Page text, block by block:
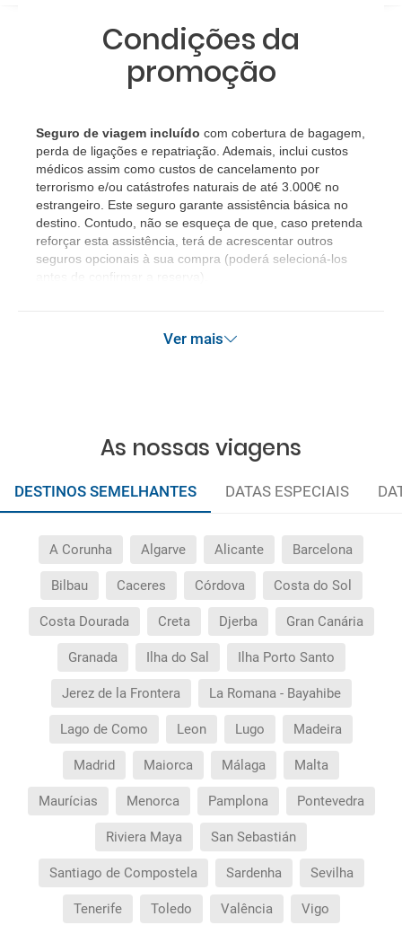
Condições da
promoção
Seguro de viagem incluído com cobertura de bagagem,
perda de ligações e repatriação. Ademais, inclui custos
médicos assim como custos de cancelamento por
terrorismo e/ou catástrofes naturais de até 3.000€ no
estrangeiro. Este seguro garante assistência básica no
destino. Contudo, não se esqueça de que, caso pretenda
reforçar esta assistência, terá de acrescentar outros
seguros opcionais à sua compra (poderá selecioná-los
antes de confirmar a reserva).
Ver mais
As nossas viagens
DESTINOS SEMELHANTES DATAS ESPECIAIS
A Corunha Algarve Alicante Barcelona
Bilbau Caceres Córdova Costa do Sol
Costa Dourada Creta Djerba Gran Canária
Granada Ilha do Sal Ilha Porto Santo
Jerez de la Frontera La Romana - Bayahibe
Lago de Como Leon Lugo Madeira
Madrid Maiorca Málaga Malta
Maurícias Menorca Pamplona Pontevedra
Riviera Maya San Sebastián
Santiago de Compostela Sardenha Sevilha
Tenerife Toledo Valência Vigo